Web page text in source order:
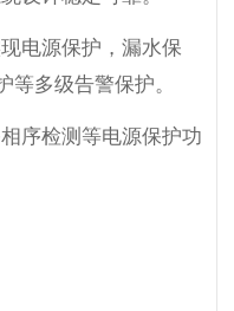
电源保护，漏水保
多级告警保护。
序检测等电源保护功